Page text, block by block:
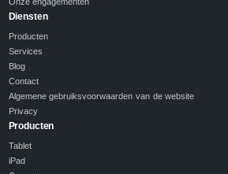
Diensten
Producten
Services
Blog
Contact
Algemene gebruiksvoorwaarden van de website
Privacy
Producten
Tablet
iPad